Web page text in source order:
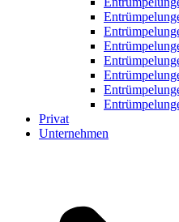
Privat
Unternehmen